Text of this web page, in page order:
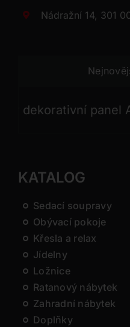
Nádražní 14, 301
panel
KATALOG
Sedací soupravy
Obývací pokoje
Křesla a relax
Jídelny
Ložnice
Ratanový nábytek
Zahradní nábytek
Doplňky